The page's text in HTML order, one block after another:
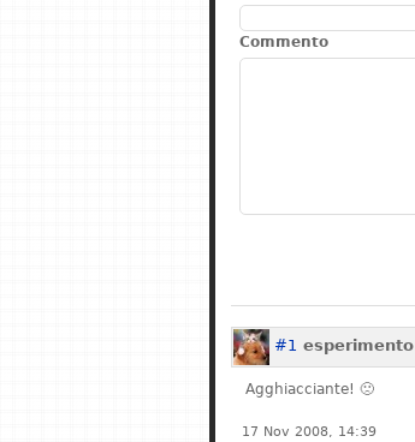
Commento
#1 esperimento
Agghiacciante! 🙁
17 Nov 2008, 14:39